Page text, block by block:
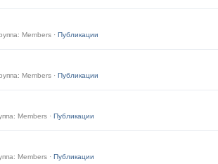
Members · Публикации
Members · Публикации
Members · Публикации
Members · Публикации